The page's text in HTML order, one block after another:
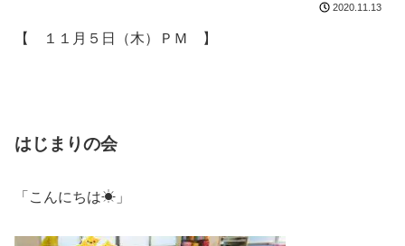
2020.11.13
【 １１月５日（木）ＰＭ 】
はじまりの会
「こんにちは☀」